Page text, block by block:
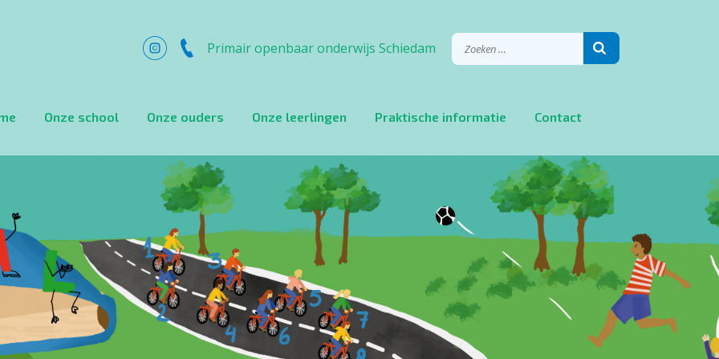
Primair openbaar onderwijs Schiedam
Onze school Onze ouders Onze leerlingen Praktische informatie Contact